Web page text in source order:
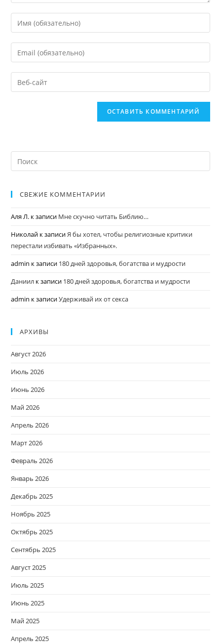
СВЕЖИЕ КОММЕНТАРИИ
Аля Л. к записи Мне скучно читать Библию…
Николай к записиЯ бы хотел, чтобы религиозные критики
перестали избивать «Избранных».
admin к записи 180 дней здоровья, богатства и мудрости
Даниил к записи 180 дней здоровья, богатства и мудрости
admin к записиУдерживай их от секса
АРХИВЫ
Август 2026
Июль 2026
Июнь 2026
Май 2026
Апрель 2026
Март 2026
Февраль 2026
Январь 2026
Декабрь 2025
Ноябрь 2025
Октябрь 2025
Сентябрь 2025
Август 2025
Июль 2025
Июнь 2025
Май 2025
Апрель 2025